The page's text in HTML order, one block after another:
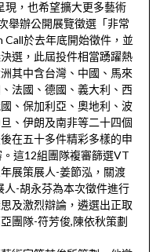
，也希望擴大更多藝術
舉辦公開展覽徵選「非常
於去年底開始徵件，並
選，此屆投件相當踴躍熱
其中含台灣、中國、馬來
法國、德國、義大利、西
、保加利亞、奧地利、波
、伊朗及南非等二十四個
在五十多件精彩多樣的申
這12組團隊複審篩選VT
展策展人-姜節泓，關渡
-胡永芬為本次徵件進行
及激烈辯論，遴選出正取
團隊-符芳俊,陳依秋策劃